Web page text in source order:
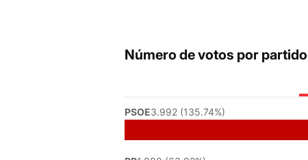
Número de votos por partido
PSOE3.992 (135.74%)